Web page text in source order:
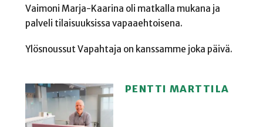
Vaimoni Marja-Kaarina oli matkalla mukana ja
palveli tilaisuuksissa vapaaehtoisena.
Ylösnoussut Vapahtaja on kanssamme joka päivä.
PENTTI MARTTILA